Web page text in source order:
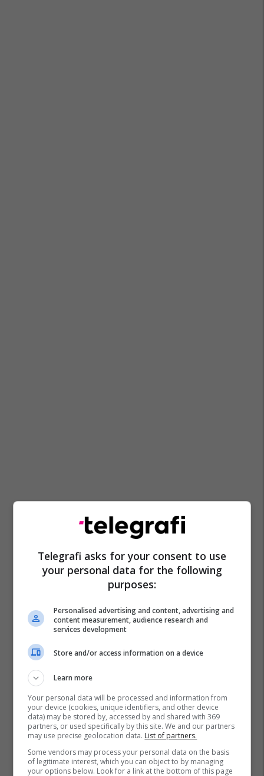
Super Kupa E Evropes Dragi Rashkovski
Telegrafi asks for your consent to use
your personal data for the following
purposes:
Personalised advertising and content, advertising and
content measurement, audience research and
services development
Store and/or access information on a device
Learn more
Your personal data will be processed and information from
your device (cookies, unique identifiers, and other device
data) may be stored by, accessed by and shared with 369
partners, or used specifically by this site. We and our partners
may use precise geolocation data. List of partners.
Some vendors may process your personal data on the basis
of legitimate interest, which you can object to by managing
your options below. Look for a link at the bottom of this page